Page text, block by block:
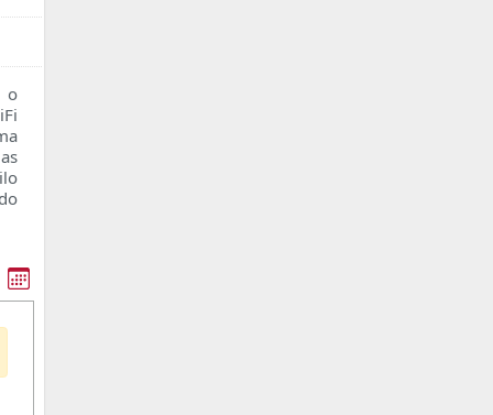
o